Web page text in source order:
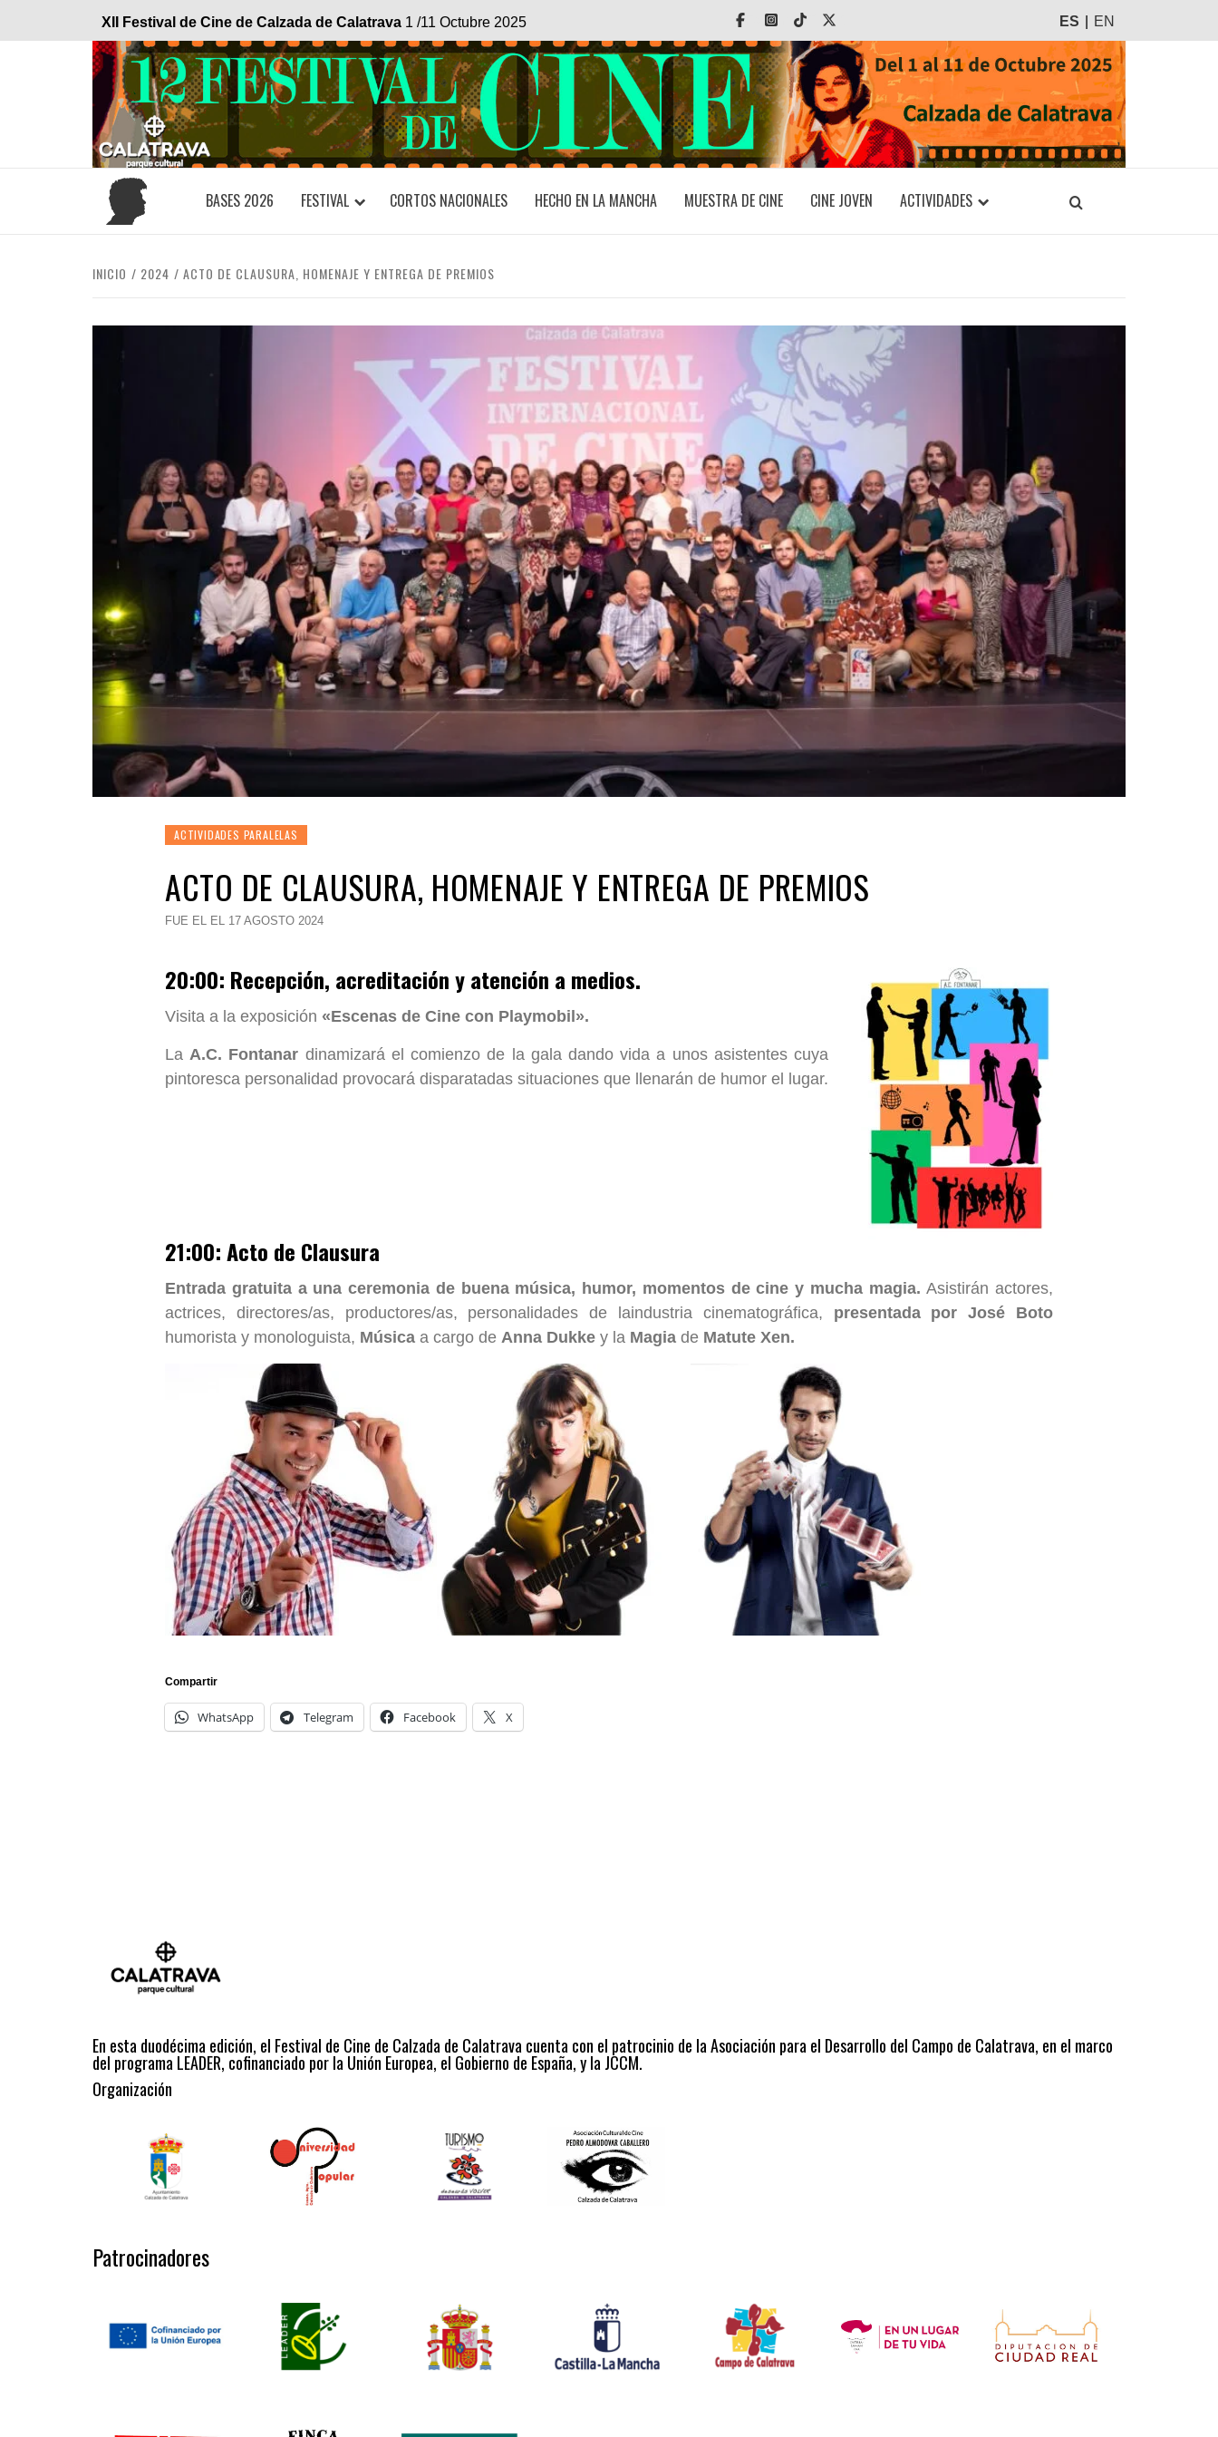
XII Festival de Cine de Calzada de Calatrava 1 /11 Octubre 2025 FacebookInstagram
Tiktok ES EN
BASES 2026 FESTIVAL CORTOS NACIONALES HECHO EN LA MANCHA MUESTRA DE CINE CINE JOVEN ACTIVIDADES
INICIO 2024 ACTO DE CLAUSURA, HOMENAJE Y ENTREGA DE PREMIOS
ACTIVIDADES PARALELAS
ACTO DE CLAUSURA, HOMENAJE Y ENTREGA DE PREMIOS
FUE EL EL 17 AGOSTO 2024
20:00: Recepción, acreditación y atención a medios.
Visita a la exposición «Escenas de Cine con Playmobil».
La A.C. Fontanar dinamizará el comienzo de la gala dando vida a unos asistentes cuya
pintoresca personalidad provocará disparatadas situaciones que llenarán de humor el lugar.
21:00: Acto de Clausura
Entrada gratuita a una ceremonia de buena música, humor, momentos de cine y mucha magia.Asistirán actores,
actrices, directores/as, productores/as, personalidades de laindustria cinematográfica, presentada por José Boto
humorista y monologuista, Música a cargo de Anna Dukke y la Magia de Matute Xen.
Compartir
WhatsApp Telegram Facebook X
En esta duodécima edición, el Festival de Cine de Calzada de Calatrava cuenta con el patrocinio de la Asociación para el Desarrollo del Campo de Calatrava, en el marco
del programa LEADER, cofinanciado por la Unión Europea, el Gobierno de España, y la JCCM.
Organización
Patrocinadores